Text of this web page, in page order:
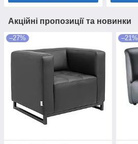
Акційні пропозиції та новинки
–27% –21%